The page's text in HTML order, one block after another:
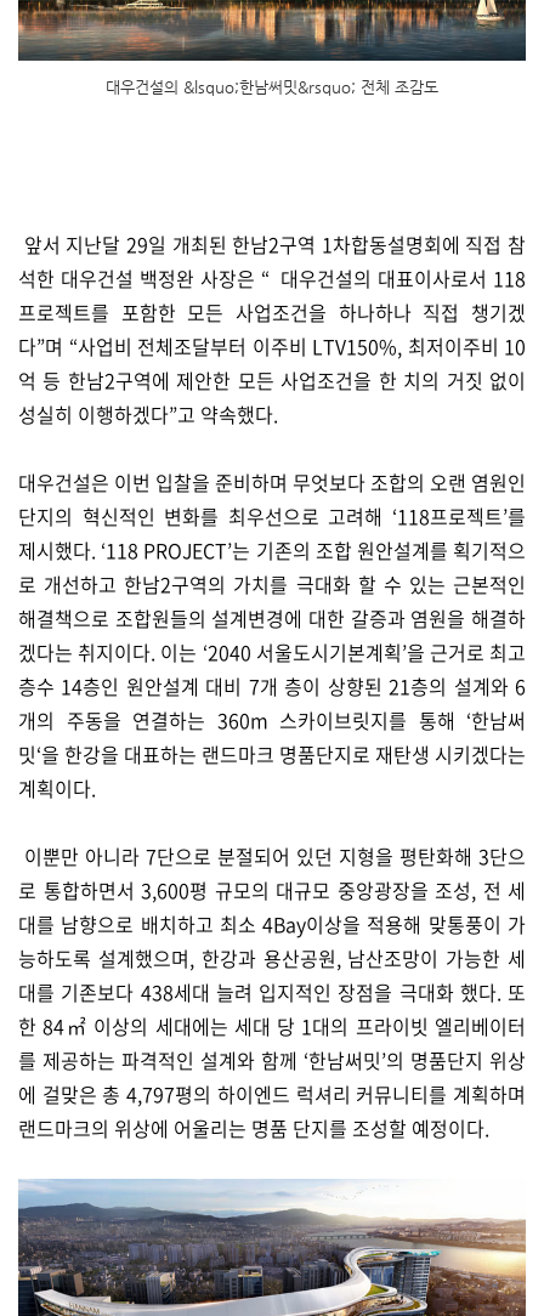
대우건설의 &lsquo;한남써밋&rsquo; 전체 조감도
앞서 지난달 29일 개최된 한남2구역 1차합동설명회에 직접 참
석한 대우건설 백정완 사장은 “ 대우건설의 대표이사로서 118
프로젝트를 포함한 모든 사업조건을 하나하나 직접 챙기겠
다”며 “사업비 전체조달부터 이주비 LTV150%, 최저이주비 10
억 등 한남2구역에 제안한 모든 사업조건을 한 치의 거짓 없이
성실히 이행하겠다”고 약속했다.
대우건설은 이번 입찰을 준비하며 무엇보다 조합의 오랜 염원인
단지의 혁신적인 변화를 최우선으로 고려해 ‘118프로젝트’를
제시했다. ‘118 PROJECT’는 기존의 조합 원안설계를 획기적으
로 개선하고 한남2구역의 가치를 극대화 할 수 있는 근본적인
해결책으로 조합원들의 설계변경에 대한 갈증과 염원을 해결하
겠다는 취지이다. 이는 ‘2040 서울도시기본계획’을 근거로 최고
층수 14층인 원안설계 대비 7개 층이 상향된 21층의 설계와 6
개의 주동을 연결하는 360m 스카이브릿지를 통해 ‘한남써
밋‘을 한강을 대표하는 랜드마크 명품단지로 재탄생 시키겠다는
계획이다.
이뿐만 아니라 7단으로 분절되어 있던 지형을 평탄화해 3단으
로 통합하면서 3,600평 규모의 대규모 중앙광장을 조성, 전 세
대를 남향으로 배치하고 최소 4Bay이상을 적용해 맞통풍이 가
능하도록 설계했으며, 한강과 용산공원, 남산조망이 가능한 세
대를 기존보다 438세대 늘려 입지적인 장점을 극대화 했다. 또
한 84㎡ 이상의 세대에는 세대 당 1대의 프라이빗 엘리베이터
를 제공하는 파격적인 설계와 함께 ‘한남써밋’의 명품단지 위상
에 걸맞은 총 4,797평의 하이엔드 럭셔리 커뮤니티를 계획하며
랜드마크의 위상에 어울리는 명품 단지를 조성할 예정이다.